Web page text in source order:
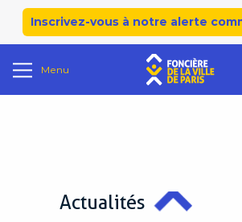
Inscrivez-vous à notre alerte
Menu
Actualités